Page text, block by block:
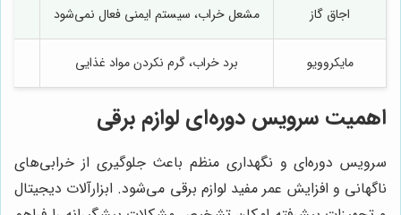
اجاق گاز مشعل خراب، سیستم ایمنی فعال نمی‌شود
مایکروویو برد خراب، گرم نکردن مواد غذایی
اهمیت سرویس دوره‌ای لوازم برقی
سرویس دوره‌ای و نگهداری منظم باعث جلوگیری از خرابی‌های
ناگهانی و افزایش عمر مفید لوازم برقی می‌شود. ابزارآلات دیجیتال